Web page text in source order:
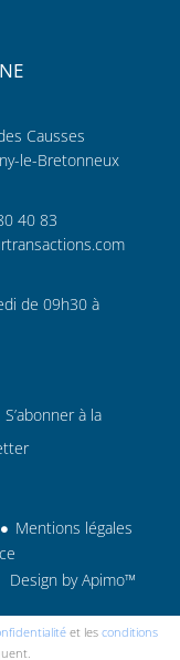
Causses
le-Bretonneux
40 83
de 09h30 à
S’abonner à la
Mentions légales
Design byApimo™
et les conditions